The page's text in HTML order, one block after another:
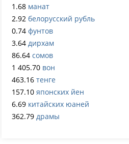
1.68 манат
2.92белорусский рубль
0.74фунтов
3.64дирхам
86.64сомов
1 405.70 вон
463.16тенге
157.10японских йен
6.69 китайских юаней
362.79драмы